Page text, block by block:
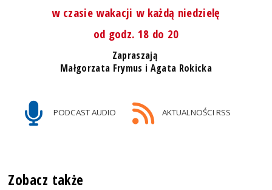
w czasie wakacji w każdą niedzielę
od godz. 18 do 20
Zapraszają
Małgorzata Frymus i Agata Rokicka
PODCAST AUDIO AKTUALNOŚCI RSS
Zobacz także